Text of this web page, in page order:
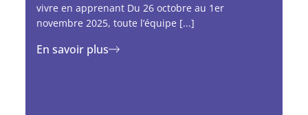
vivre en apprenant Du 26 octobre au 1er
novembre 2025, toute l’équipe [...]
En savoir plus